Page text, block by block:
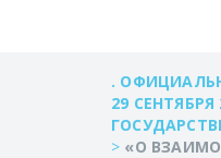
.
29
> «О